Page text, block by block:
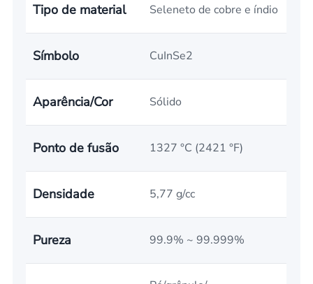
Tipo de material Seleneto de cobre e índio
Símbolo CuInSe2
Aparência/Cor Sólido
Ponto de fusão 1327 °C (2421 °F)
Densidade 5,77 g/cc
Pureza 99.9% ~ 99.999%